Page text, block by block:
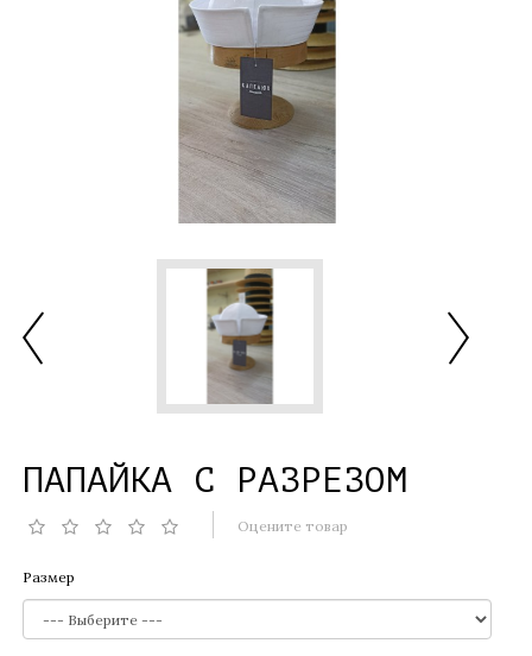
ПАПАЙКА С РАЗРЕЗОМ
Оцените товар
Размер